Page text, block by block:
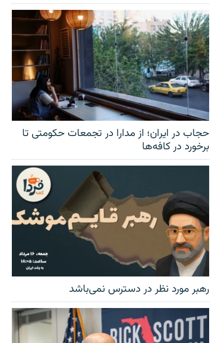
حجاب در ایران؛ از مدارا در تجمعات حکومتی تا
برخورد در کافه‌ها
رهبر مورد نظر در دسترس نمی‌باشد